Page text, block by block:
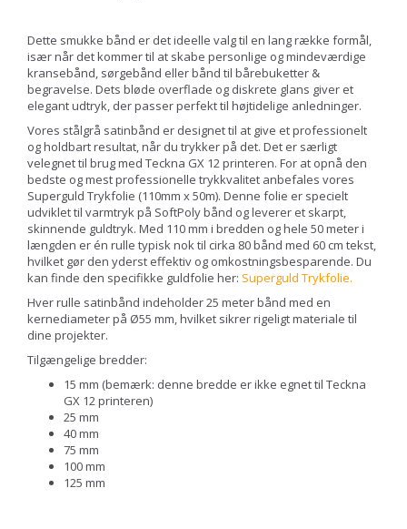
Dette smukke bånd er det ideelle valg til en lang række formål,
især når det kommer til at skabe personlige og mindeværdige
kransebånd, sørgebånd eller bånd til bårebuketter &
begravelse. Dets bløde overflade og diskrete glans giver et
elegant udtryk, der passer perfekt til højtidelige anledninger.
Vores stålgrå satinbånd er designet til at give et professionelt
og holdbart resultat, når du trykker på det. Det er særligt
velegnet til brug med Teckna GX 12 printeren. For at opnå den
bedste og mest professionelle trykkvalitet anbefales vores
Superguld Trykfolie (110mm x 50m). Denne folie er specielt
udviklet til varmtryk på SoftPoly bånd og leverer et skarpt,
skinnende guldtryk. Med 110 mm i bredden og hele 50 meter i
længden er én rulle typisk nok til cirka 80 bånd med 60 cm tekst,
hvilket gør den yderst effektiv og omkostningsbesparende. Du
kan finde den specifikke guldfolie her: Superguld Trykfolie.
Hver rulle satinbånd indeholder 25 meter bånd med en
kernediameter på Ø55 mm, hvilket sikrer rigeligt materiale til
dine projekter.
Tilgængelige bredder:
15 mm (bemærk: denne bredde er ikke egnet til Teckna
GX 12 printeren)
25 mm
40 mm
75 mm
100 mm
125 mm